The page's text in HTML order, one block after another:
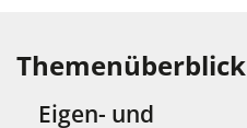
Themenüberblick
Eigen- und